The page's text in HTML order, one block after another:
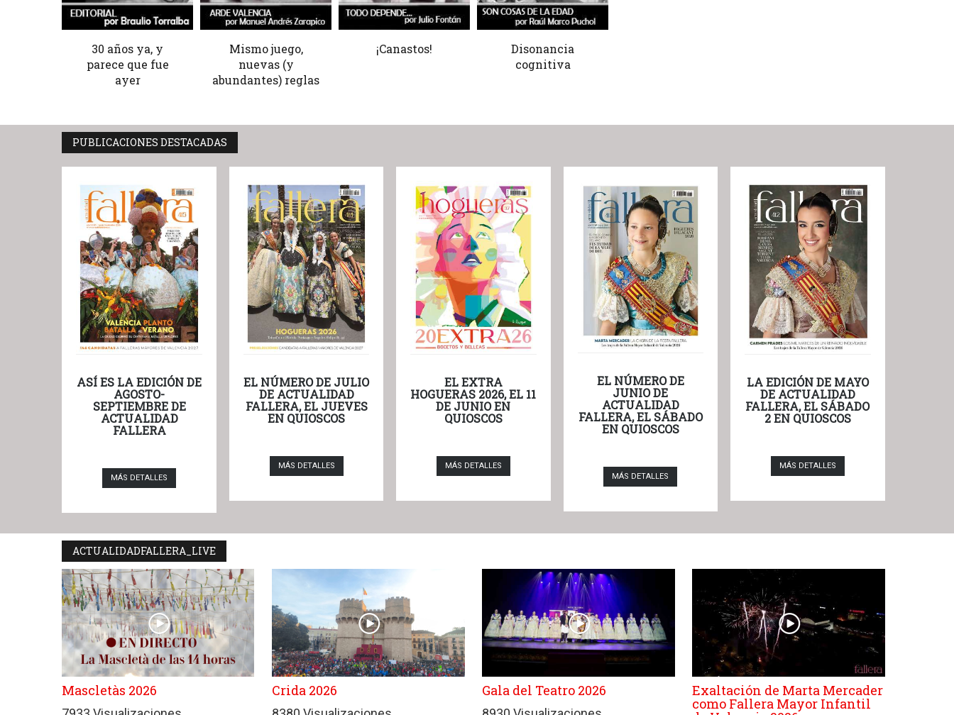
30 años ya, y
parece que fue
ayer
Mismo juego,
nuevas (y
abundantes) reglas
¡Canastos!
Disonancia
cognitiva
PUBLICACIONES DESTACADAS
ASÍ ES LA EDICIÓN DE
AGOSTO-
SEPTIEMBRE DE
ACTUALIDAD
FALLERA
MÁS DETALLES
EL NÚMERO DE JULIO
DE ACTUALIDAD
FALLERA, EL JUEVES
EN QUIOSCOS
MÁS DETALLES
EL EXTRA
HOGUERAS 2026, EL 11
DE JUNIO EN
QUIOSCOS
MÁS DETALLES
EL NÚMERO DE
JUNIO DE
ACTUALIDAD
FALLERA, EL SÁBADO
EN QUIOSCOS
MÁS DETALLES
LA EDICIÓN DE MAYO
DE ACTUALIDAD
FALLERA, EL SÁBADO
2 EN QUIOSCOS
MÁS DETALLES
ACTUALIDADFALLERA_LIVE
Mascletàs 2026 Crida 2026 Gala del Teatro 2026 Exaltación de Marta Mercader
como Fallera Mayor Infantil